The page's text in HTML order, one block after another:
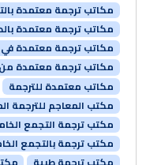
مكاتب ترجمة معتمدة
مكاتب ترجمة معتمدة
مكاتب ترجمة معتمدة
مكاتب ترجمة معتمدة من
مكاتب معتمدة للترجمة
مكتب المعاجم للترجمة
مكتب ترجمة التجمع
مكتب ترجمة بالتجمع